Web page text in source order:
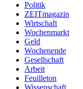
Politik
ZEITmagazin
Wirtschaft
Wochenmarkt
Geld
Wochenende
Gesellschaft
Arbeit
Feuilleton